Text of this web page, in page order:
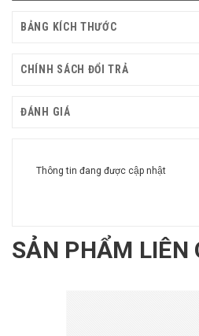
BẢNG KÍCH THƯỚC
CHÍNH SÁCH ĐỔI TRẢ
ĐÁNH GIÁ
Thông tin đang được cập nhật
SẢN PHẨM LIÊN